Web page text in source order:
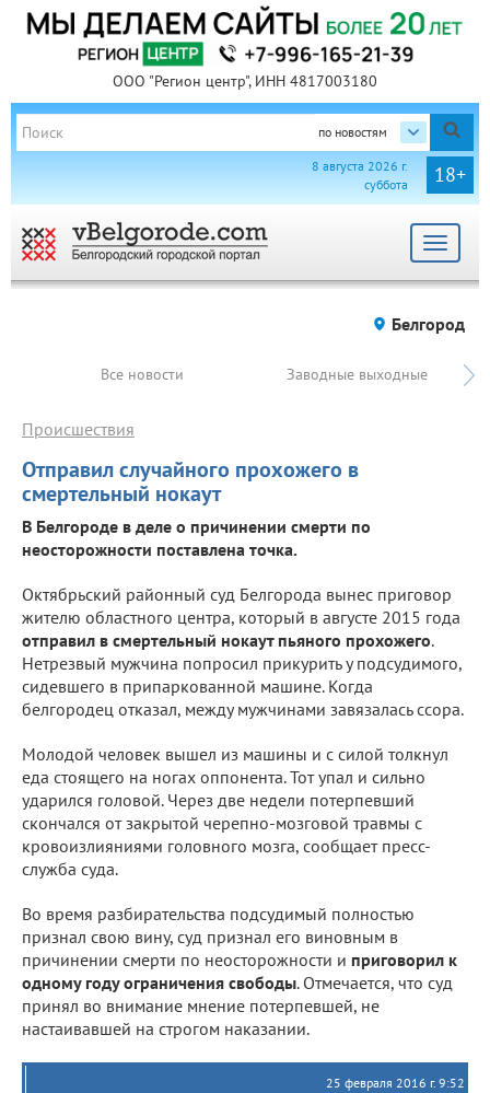
ООО "Регион центр", ИНН 4817003180
по новостям
18+
8 августа 2026 г.
суббота
Toggle
Белгород
Все новости Заводные выходные
Отправил случайного прохожего в
смертельный нокаут
Происшествия
В Белгороде в деле о причинении смерти по
неосторожности поставлена точка.
Октябрьский районный суд Белгорода вынес приговор
жителю областного центра, который в августе 2015 года
отправил в смертельный нокаут пьяного прохожего.
Нетрезвый мужчина попросил прикурить у подсудимого,
сидевшего в припаркованной машине. Когда
белгородец отказал, между мужчинами завязалась ссора.
Молодой человек вышел из машины и с силой толкнул
еда стоящего на ногах оппонента. Тот упал и сильно
ударился головой. Через две недели потерпевший
скончался от закрытой черепно-мозговой травмы с
кровоизлияниями головного мозга, сообщает пресс-
служба суда.
Во время разбирательства подсудимый полностью
признал свою вину, суд признал его виновным в
причинении смерти по неосторожности и приговорил к
одному году ограничения свободы. Отмечается, что суд
принял во внимание мнение потерпевшей, не
настаивавшей на строгом наказании.
25 февраля 2016 г. 9:52